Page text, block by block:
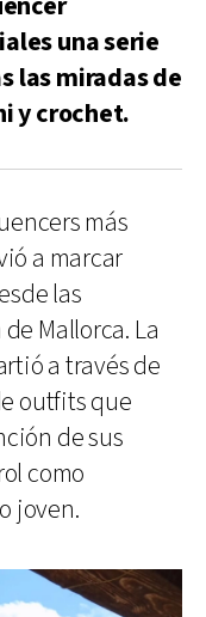
una serie
las miradas de
y crochet.
más
a marcar
las
Mallorca. La
a través de
outfits que
de sus
como
joven.